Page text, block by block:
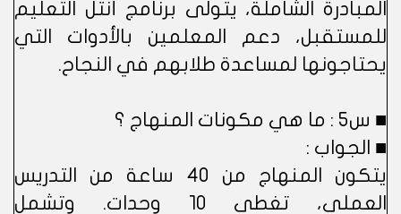
المبادرة الشاملة، يتولى برنامج أنتل التعليم
للمستقبل، دعم المعلمين بالأدوات التي
يحتاجونها لمساعدة طلابهم في النجاح.
■ س5 : ما هي مكونات المنهاج ؟
■ الجواب :
يتكون المنهاج من 40 ساعة من التدريس
العملي، تغطي 10 وحدات. وتشمل